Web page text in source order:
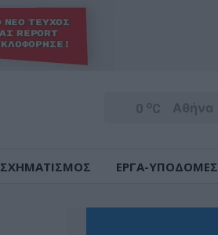
0 oC
ΕΡΓΑ-ΥΠΟΔΟΜΕΣ